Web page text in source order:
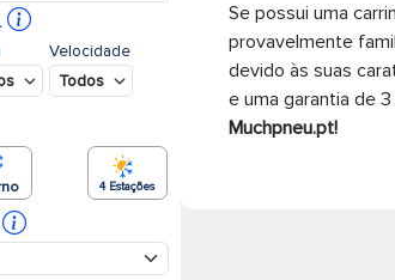
Velocidade
4 Estações
Se possui uma
provavelmente
devido às suas
e uma garantia de
Muchpneu.pt!